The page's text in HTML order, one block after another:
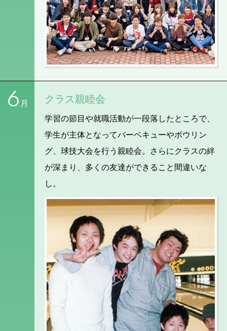
6 月 クラス親睦会
学習の節目や就職活動が一段落したところで、
学生が主体となってバーベキューやボウリン
グ、球技大会を行う親睦会。さらにクラスの絆
が深まり、多くの友達ができること間違いな
し。